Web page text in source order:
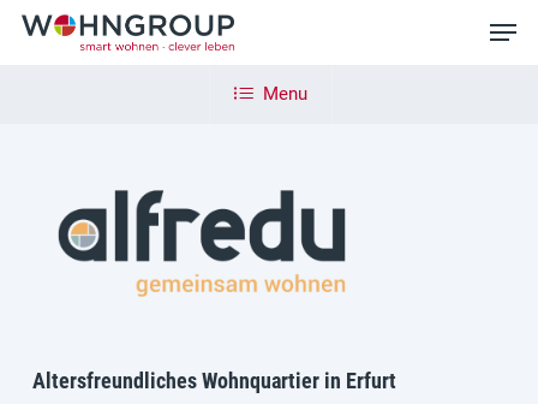
Skip
Menu
Altersfreundliches Wohnquartier in Erfurt